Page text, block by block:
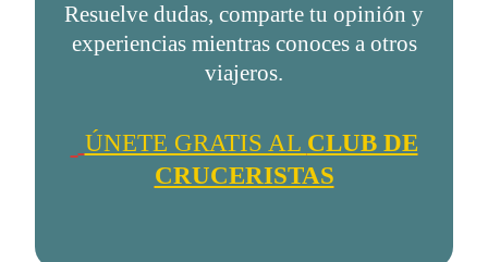
Resuelve dudas, comparte tu opinión y
experiencias mientras conoces a otros
viajeros.
ÚNETE GRATIS AL CLUB DE
CRUCERISTAS